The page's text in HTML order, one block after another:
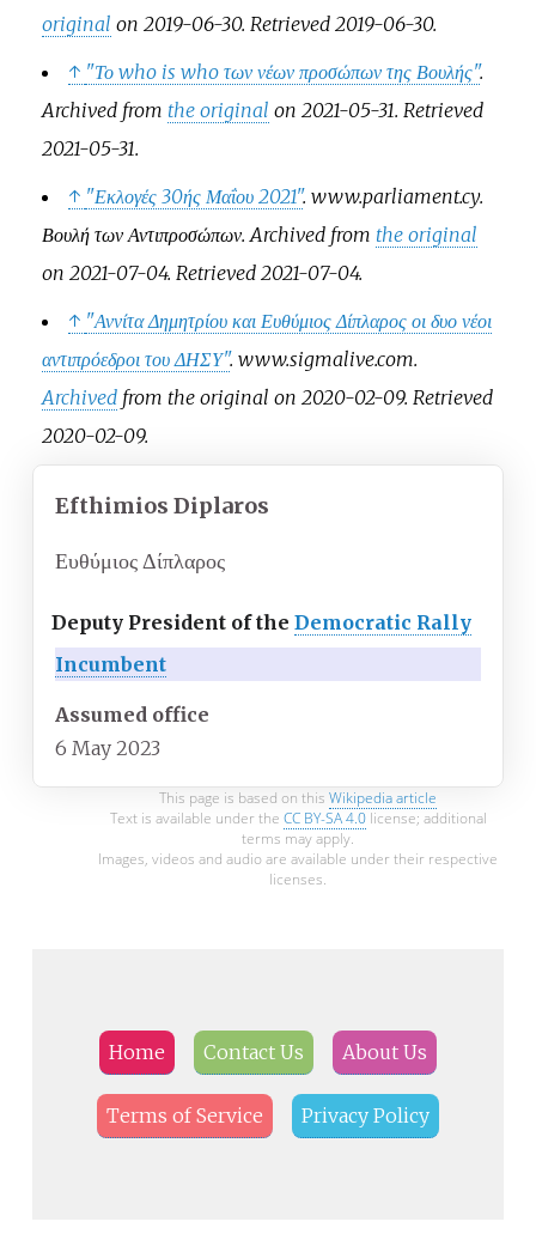
original on 2019-06-30. Retrieved 2019-06-30.
↑ "Το who is who των νέων προσώπων της Βουλής".
Archived from the original on 2021-05-31. Retrieved
2021-05-31.
↑ "Εκλογές 30ής Μαΐου 2021". www.parliament.cy.
Βουλή των Αντιπροσώπων. Archived from the original
on 2021-07-04. Retrieved 2021-07-04.
↑ "Αννίτα Δημητρίου και Ευθύμιος Δίπλαρος οι δυο νέοι
αντιπρόεδροι του ΔΗΣΥ". www.sigmalive.com.
Archivedfrom the original on 2020-02-09. Retrieved
2020-02-09.
Efthimios Diplaros
Ευθύμιος Δίπλαρος
Deputy President of theDemocratic Rally
Incumbent
Assumed office
6 May 2023
This page is based on this Wikipedia article
Text is available under the CC BY-SA 4.0license; additional
terms may apply.
Images, videos and audio are available under their respective
licenses.
Home Contact Us About Us
Terms of Service Privacy Policy